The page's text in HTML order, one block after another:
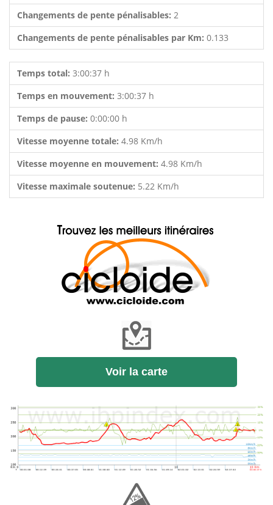
Changements de pente pénalisables: 2
Changements de pente pénalisables par Km: 0.133
Temps total: 3:00:37 h
Temps en mouvement: 3:00:37 h
Temps de pause: 0:00:00 h
Vitesse moyenne totale: 4.98 Km/h
Vitesse moyenne en mouvement: 4.98 Km/h
Vitesse maximale soutenue: 5.22 Km/h
Voir la carte